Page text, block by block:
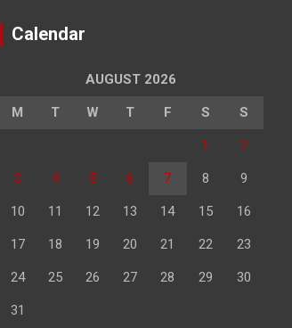
Calendar
AUGUST 2026
M T W T F S S
1 2
3 4 5 6 7 8 9
10 11 12 13 14 15 16
17 18 19 20 21 22 23
24 25 26 27 28 29 30
31